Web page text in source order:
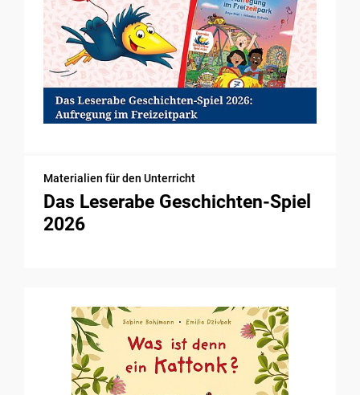
Materialien für den Unterricht
Das Leserabe Geschichten-Spiel
2026